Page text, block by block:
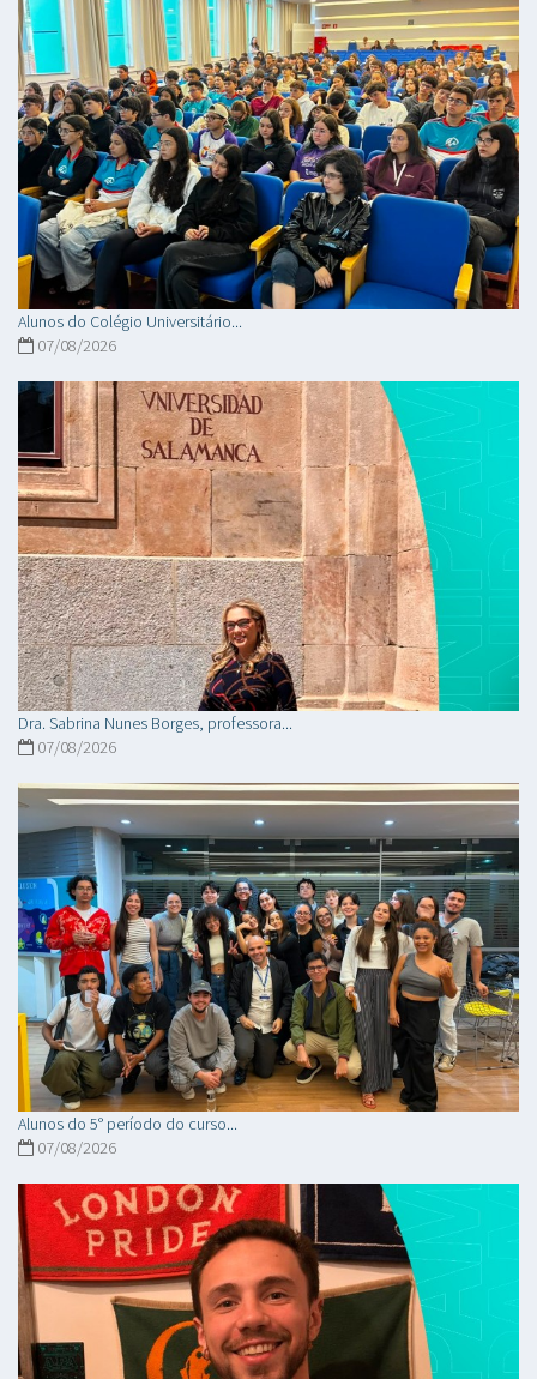
Alunos do Colégio Universitário...
07/08/2026
Dra. Sabrina Nunes Borges, professora...
07/08/2026
Alunos do 5° período do curso...
07/08/2026